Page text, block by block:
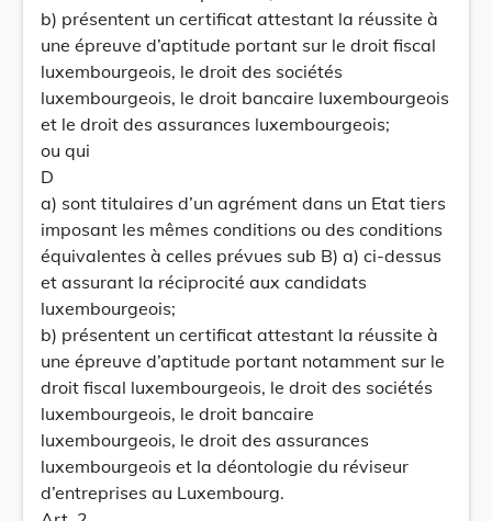
b) présentent un certificat attestant la réussite à
une épreuve d’aptitude portant sur le droit fiscal
luxembourgeois, le droit des sociétés
luxembourgeois, le droit bancaire luxembourgeois
et le droit des assurances luxembourgeois;
ou qui
D
a) sont titulaires d’un agrément dans un Etat tiers
imposant les mêmes conditions ou des conditions
équivalentes à celles prévues sub B) a) ci-dessus
et assurant la réciprocité aux candidats
luxembourgeois;
b) présentent un certificat attestant la réussite à
une épreuve d’aptitude portant notamment sur le
droit fiscal luxembourgeois, le droit des sociétés
luxembourgeois, le droit bancaire
luxembourgeois, le droit des assurances
luxembourgeois et la déontologie du réviseur
d’entreprises au Luxembourg.